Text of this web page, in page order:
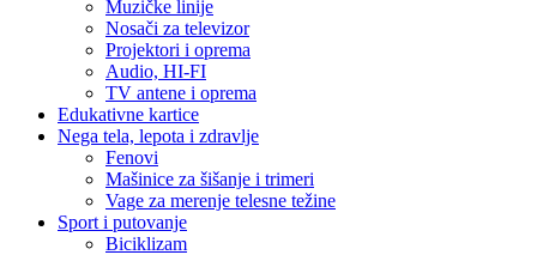
Muzičke linije
Nosači za televizor
Projektori i oprema
Audio, HI-FI
TV antene i oprema
Edukativne kartice
Nega tela, lepota i zdravlje
Fenovi
Mašinice za šišanje i trimeri
Vage za merenje telesne težine
Sport i putovanje
Biciklizam